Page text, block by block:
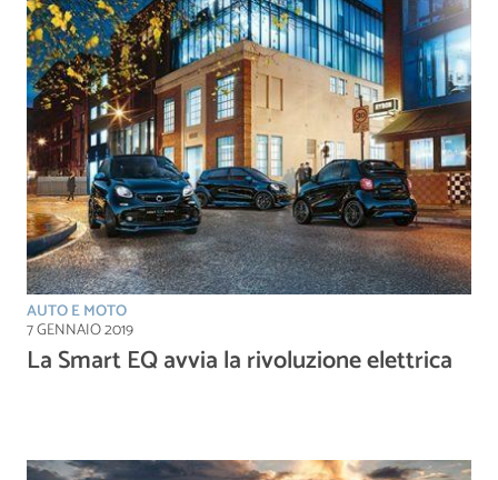
AUTO E MOTO
7 GENNAIO 2019
La Smart EQ avvia la rivoluzione elettrica